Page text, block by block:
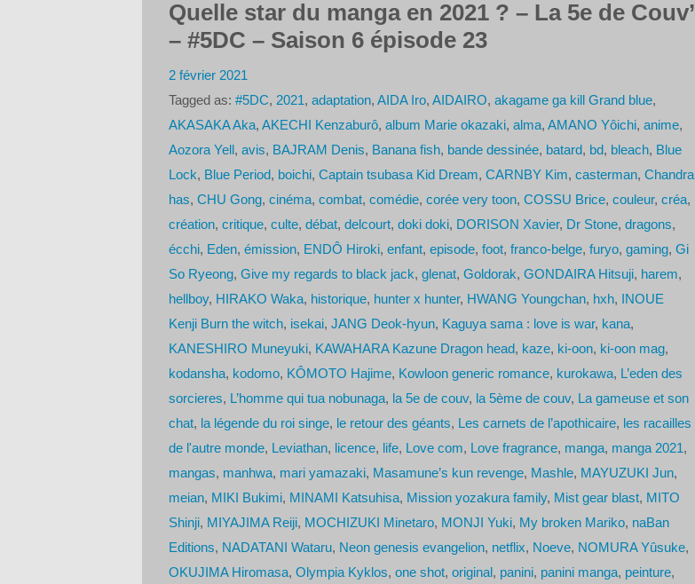
Quelle star du manga en 2021 ? – La 5e de Couv’
– #5DC – Saison 6 épisode 23
2 février 2021
Tagged as: #5DC, 2021, adaptation, AIDA Iro, AIDAIRO, akagame ga kill Grand blue,
AKASAKA Aka, AKECHI Kenzaburô, album Marie okazaki, alma, AMANO Yôichi, anime,
Aozora Yell, avis, BAJRAM Denis, Banana fish, bande dessinée, batard, bd, bleach, Blue
Lock, Blue Period, boichi, Captain tsubasa Kid Dream, CARNBY Kim, casterman, Chandra
has, CHU Gong, cinéma, combat, comédie, corée very toon, COSSU Brice, couleur, créa,
création, critique, culte, débat, delcourt, doki doki, DORISON Xavier, Dr Stone, dragons,
écchi, Eden, émission, ENDÔ Hiroki, enfant, episode, foot, franco-belge, furyo, gaming, Gi
So Ryeong, Give my regards to black jack, glenat, Goldorak, GONDAIRA Hitsuji, harem,
hellboy, HIRAKO Waka, historique, hunter x hunter, HWANG Youngchan, hxh, INOUE
Kenji Burn the witch, isekai, JANG Deok-hyun, Kaguya sama : love is war, kana,
KANESHIRO Muneyuki, KAWAHARA Kazune Dragon head, kaze, ki-oon, ki-oon mag,
kodansha, kodomo, KÔMOTO Hajime, Kowloon generic romance, kurokawa, L’eden des
sorcieres, L’homme qui tua nobunaga, la 5e de couv, la 5ème de couv, La gameuse et son
chat, la légende du roi singe, le retour des géants, Les carnets de l’apothicaire, les racailles
de l'autre monde, Leviathan, licence, life, Love com, Love fragrance, manga, manga 2021,
mangas, manhwa, mari yamazaki, Masamune’s kun revenge, Mashle, MAYUZUKI Jun,
meian, MIKI Bukimi, MINAMI Katsuhisa, Mission yozakura family, Mist gear blast, MITO
Shinji, MIYAJIMA Reiji, MOCHIZUKI Minetaro, MONJI Yuki, My broken Mariko, naBan
Editions, NADATANI Wataru, Neon genesis evangelion, netflix, Noeve, NOMURA Yûsuke,
OKUJIMA Hiromasa, Olympia Kyklos, one shot, original, panini, panini manga, peinture,